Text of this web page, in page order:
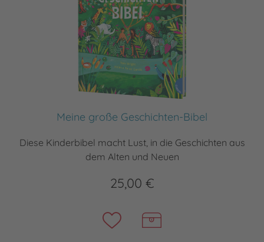
Meine große Geschichten-Bibel
Diese Kinderbibel macht Lust, in die Geschichten aus
dem Alten und Neuen
25,00 €